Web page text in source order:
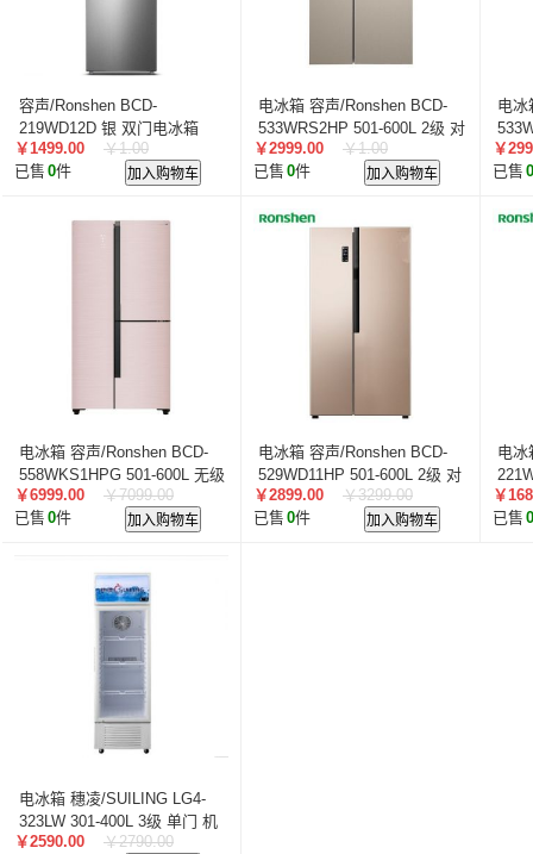
容声/Ronshen BCD-
219WD12D 银 双门电冰箱
￥1499.00
￥1.00
已售 0件 加入购物车
电冰箱 容声/Ronshen BCD-
533WRS2HP 501-600L 2级 对
开门 电脑控温 风冷 金色
￥2999.00
￥1.00
已售 0件 加入购物车
电冰
开门
￥
已售 0
电冰箱 容声/Ronshen BCD-
558WKS1HPG 501-600L 无级
三门 机械控温 风冷 粉色
￥6999.00
￥7099.00
已售 0件 加入购物车
电冰箱 容声/Ronshen BCD-
529WD11HP 501-600L 2级 对
开门 电脑控温 风冷 金色
￥2899.00
￥3299.00
已售 0件 加入购物车
电冰
门
￥
已售 0
电冰箱 穗凌/SUILING LG4-
323LW 301-400L 3级 单门 机
械控温 直冷 白色
￥2590.00
￥2790.00